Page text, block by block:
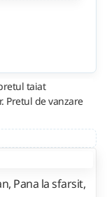
taiat
Pretul de vanzare
Pana la sfarsit,